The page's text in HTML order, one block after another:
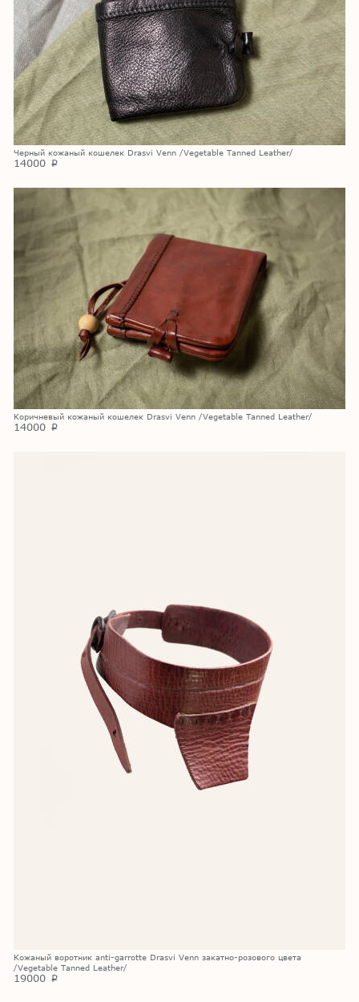
Черный кожаный кошелек Drasvi Venn /Vegetable Tanned Leather/
14000 p
Коричневый кожаный кошелек Drasvi Venn /Vegetable Tanned Leather/
14000 p
Кожаный воротник anti-garrotte Drasvi Venn закатно-розового цвета
/Vegetable Tanned Leather/
19000 p